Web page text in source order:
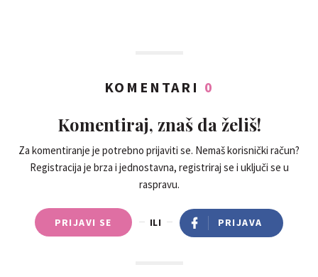
KOMENTARI 0
Komentiraj, znaš da želiš!
Za komentiranje je potrebno prijaviti se. Nemaš korisnički račun?
Registracija je brza i jednostavna, registriraj se i uključi se u
raspravu.
PRIJAVI SE ILI PRIJAVA